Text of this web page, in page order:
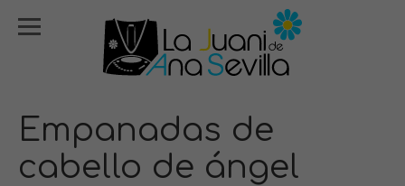
Empanadas de
cabello de ángel